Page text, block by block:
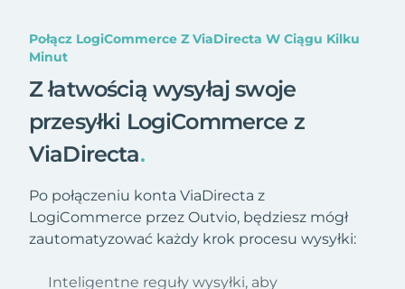
Połącz LogiCommerce Z ViaDirecta W Ciągu Kilku
Minut
Z łatwością wysyłaj swoje
przesyłki LogiCommerce z
ViaDirecta.
Po połączeniu konta ViaDirecta z
LogiCommerce przez Outvio, będziesz mógł
zautomatyzować każdy krok procesu wysyłki:
Inteligentne reguły wysyłki, aby